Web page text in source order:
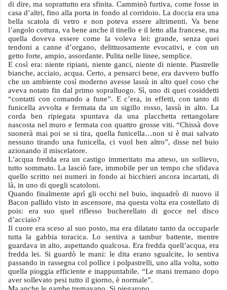
di dire, ma soprattutto era sfinita. Camminò furtiva, come fosse in
casa d’altri, fino alla porta in fondo al corridoio. La doccia era una
bella scatola di vetro e non poteva essere altrimenti. Va bene
l’angolo cottura, va bene anche il tinello e il letto alla francese, ma
quella doveva essere come la voleva lei: grande, senza quei
tendoni a canne d’organo, delittuosamente evocativi, e con un
getto forte, ampio, assordante. Pulita nelle linee, semplice.
E così era: niente ripiani, niente ganci, niente di niente. Piastrelle
bianche, acciaio, acqua. Certo, a pensarci bene, era davvero buffo
che un ambiente così moderno avesse lassù in alto quel coso che
aveva notato fin dal primo sopralluogo. Sì, uno di quei cosiddetti
“contatti con comando a fune”. E c’era, in effetti, con tanto di
funicella avvolta e fermata da un sigillo rosso, lassù in alto. La
corda ben ripiegata spuntava da una placchetta rettangolare
nascosta nel muro e fermata con quattro grosse viti. “Chissà dove
suonerà mai poi se si tira, quella funicella…non si è mai salvato
nessuno tirando una funicella, ci vuol ben altro”, disse nel buio
azionando il miscelatore.
L’acqua fredda era un castigo immeritato ma atteso, un sollievo,
tutto sommato. La lasciò fare, immobile per un tempo che sfidava
quello scritto nei numeri in fondo ai bicchieri ancora incartati, di
là, in uno di quegli scatoloni.
Quando finalmente aprì gli occhi nel buio, inquadrò di nuovo il
Bacon pallido visto in ascensore, ma questa volta era costellato di
pois: era suo quel riflesso bucherellato di gocce nel disco
d’acciaio?
Il cuore era sceso al suo posto, ma era dilatato tanto da occuparle
tutta la gabbia toracica. Lo sentiva a tambur battente, mentre
guardava in alto, aspettando qualcosa. Era fredda quell’acqua, era
fredda lei. Si guardò le mani: le dita erano sgualcite, lo sentiva
passando in rassegna col pollice i polpastrelli, uno alla volta, sotto
quella pioggia efficiente e inappuntabile. “Le mani tremano dopo
aver sollevato pesi tutto il giorno, è normale”.